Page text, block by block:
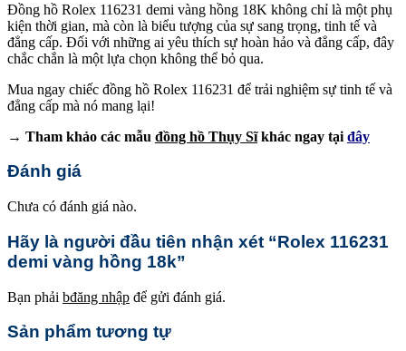
Đồng hồ Rolex 116231 demi vàng hồng 18K không chỉ là một phụ
kiện thời gian, mà còn là biểu tượng của sự sang trọng, tinh tế và
đẳng cấp. Đối với những ai yêu thích sự hoàn hảo và đẳng cấp, đây
chắc chắn là một lựa chọn không thể bỏ qua.
Mua ngay chiếc đồng hồ Rolex 116231 để trải nghiệm sự tinh tế và
đẳng cấp mà nó mang lại!
→ Tham khảo các mẫu đồng hồ Thụy Sĩkhác ngay tại đây
Đánh giá
Chưa có đánh giá nào.
Hãy là người đầu tiên nhận xét “Rolex 116231
demi vàng hồng 18k”
Bạn phải bđăng nhập để gửi đánh giá.
Sản phẩm tương tự